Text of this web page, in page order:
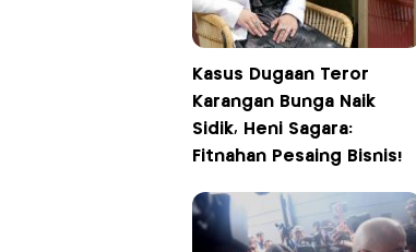
Kasus Dugaan Teror
Karangan Bunga Naik
Sidik, Heni Sagara:
Fitnahan Pesaing Bisnis!